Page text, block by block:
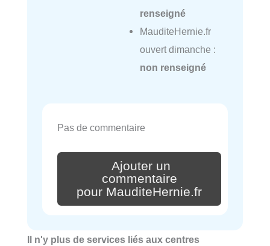
renseigné
MauditeHernie.fr
ouvert dimanche :
non renseigné
Pas de commentaire
Ajouter un
commentaire
pour MauditeHernie.fr
Il n'y plus de services liés aux centres